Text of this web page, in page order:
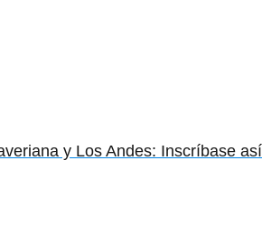
y Los Andes: Inscríbase así